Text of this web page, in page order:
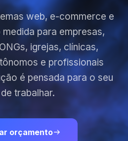
web, e-commerce e
para empresas,
igrejas, clínicas,
e profissionais
é pensada para o seu
trabalhar.
orçamento